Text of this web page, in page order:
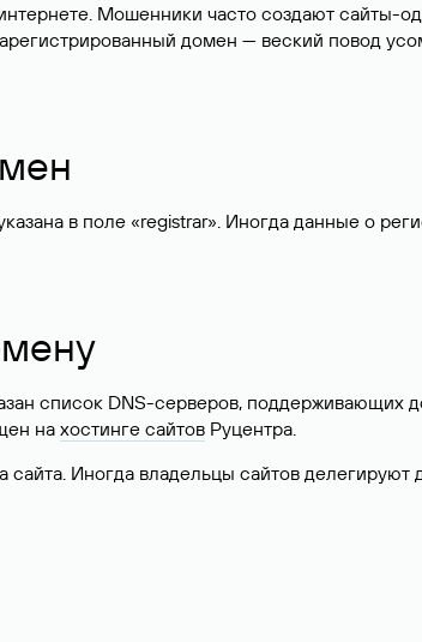
Мошенники часто создают сайты-
домен — веский повод
в поле «registrar». Иногда данные о
список DNS-серверов,
на хостинге сайтов Руцентра.
Иногда владельцы сайтов